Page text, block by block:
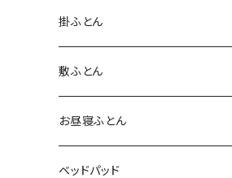
掛ふとん
敷ふとん
お昼寝ふとん
ベッドパッド